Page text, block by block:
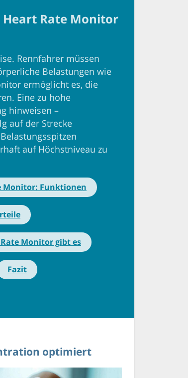
Rate Monitor
Rennfahrer müssen
Belastungen wie
ermöglicht es, die
Eine zu hohe
hinweisen –
auf der Strecke
auf Höchstniveau zu
Monitor: Funktionen
Monitor gibt es
Fazit
optimiert